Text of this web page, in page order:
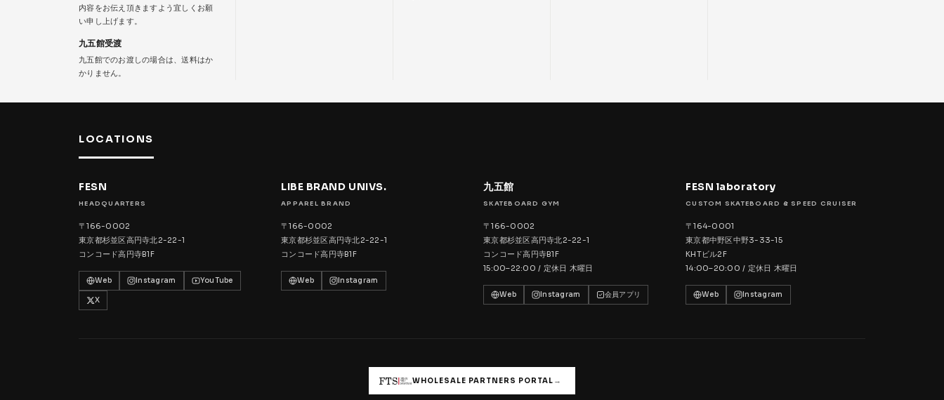
内容をお伝え頂きますよう宜しくお願
い申し上げます。
九五館受渡
九五館でのお渡しの場合は、送料はか
かりません。
LOCATIONS
FESN
HEADQUARTERS
〒166-0002
東京都杉並区高円寺北2-22-1
コンコード高円寺B1F
Web Instagram YouTube
X
LIBE BRAND UNIVS.
APPAREL BRAND
〒166-0002
東京都杉並区高円寺北2-22-1
コンコード高円寺B1F
Web Instagram
九五館
SKATEBOARD GYM
〒166-0002
東京都杉並区高円寺北2-22-1
コンコード高円寺B1F
15:00–22:00 / 定休日 木曜日
Web Instagram 会員アプリ
FESN laboratory
CUSTOM SKATEBOARD & SPEED CRUISER
〒164-0001
東京都中野区中野3-33-15
KHTビル2F
14:00–20:00 / 定休日 木曜日
Web Instagram
WHOLESALE PARTNERS PORTAL →